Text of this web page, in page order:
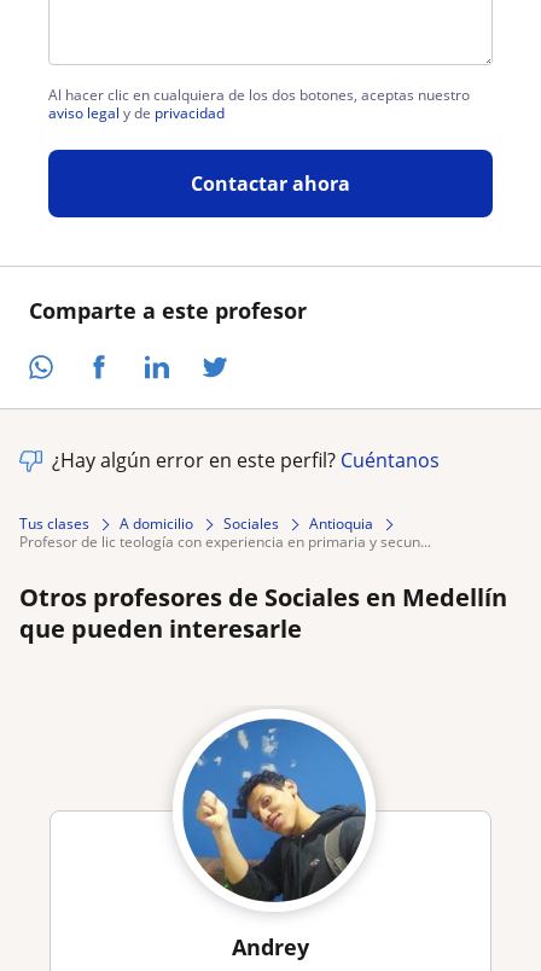
Comparte a este profesor
Al hacer clic en cualquiera de los dos botones, aceptas nuestro
aviso legal y de privacidad
Contactar ahora
¿Hay algún error en este perfil? Cuéntanos
Tus clases A domicilio Sociales
Antioquia
profesor de lic teología con experiencia en primaria y secun...
Otros profesores de Sociales en Medellín
que pueden interesarle
Andrey